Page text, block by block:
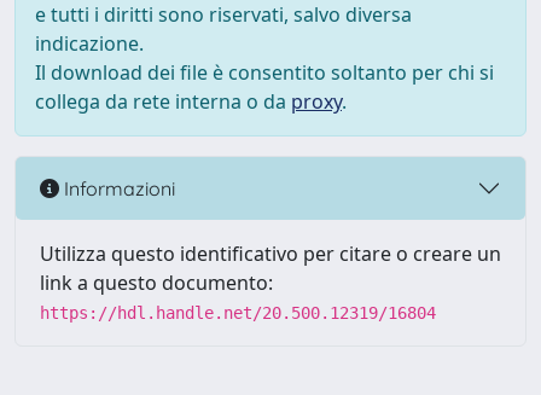
e tutti i diritti sono riservati, salvo diversa
indicazione.
Il download dei file è consentito soltanto per chi si
collega da rete interna o da proxy.
Informazioni
Utilizza questo identificativo per citare o creare un
link a questo documento:
https://hdl.handle.net/20.500.12319/16804